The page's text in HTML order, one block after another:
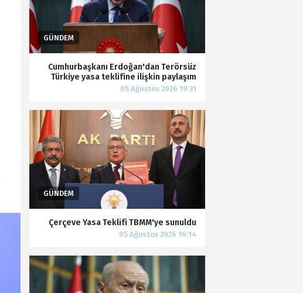
Cumhurbaşkanı Erdoğan'dan Terörsüz
Türkiye yasa teklifine ilişkin paylaşım
Çerçeve Yasa Teklifi TBMM'ye sunuldu